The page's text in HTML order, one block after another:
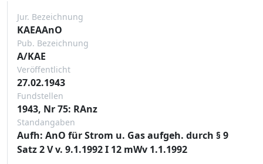
Jur. Bezeichnung
KAEAAnO
Pub. Bezeichnung
A/KAE
Veröffentlicht
27.02.1943
Fundstellen
1943, Nr 75: RAnz
Standangaben
Aufh: AnO für Strom u. Gas aufgeh. durch § 9
Satz 2 V v. 9.1.1992 I 12 mWv 1.1.1992